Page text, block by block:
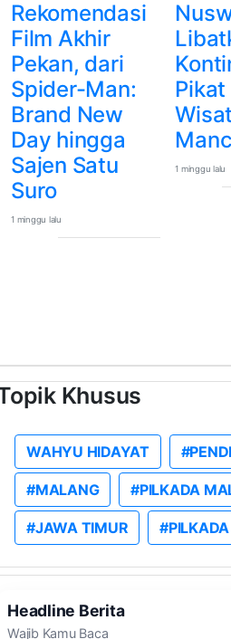
Rekomendasi
Film Akhir
Pekan, dari
Spider-Man:
Brand New
Day hingga
Sajen Satu
Suro
1 minggu lalu
Pikat
1 minggu lalu
Khusus
WAHYU HIDAYAT
#MALANG #PILKADA
#JAWA TIMUR #PILKADA
Headline Berita
Wajib Kamu Baca